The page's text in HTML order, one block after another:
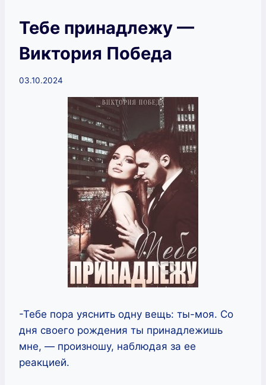
Тебе принадлежу —
Виктория Победа
03.10.2024
-Тебе пора уяснить одну вещь: ты-моя. Со
дня своего рождения ты принадлежишь
мне, — произношу, наблюдая за ее
реакцией.